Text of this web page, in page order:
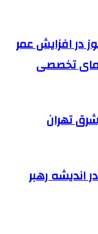
در افزایش عمر
تخصصی
تهران
اندیشه رهبر